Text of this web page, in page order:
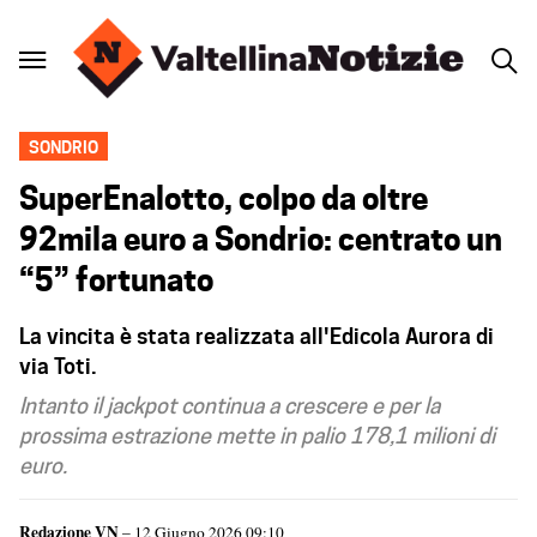
SONDRIO
SuperEnalotto, colpo da oltre
92mila euro a Sondrio: centrato un
“5” fortunato
La vincita è stata realizzata all'Edicola Aurora di
via Toti.
Intanto il jackpot continua a crescere e per la
prossima estrazione mette in palio 178,1 milioni di
euro.